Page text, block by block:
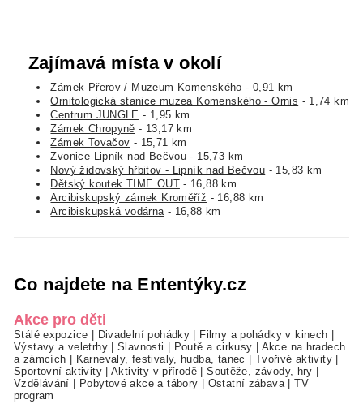
Zajímavá místa v okolí
Zámek Přerov / Muzeum Komenského - 0,91 km
Ornitologická stanice muzea Komenského - Ornis - 1,74 km
Centrum JUNGLE - 1,95 km
Zámek Chropyně - 13,17 km
Zámek Tovačov - 15,71 km
Zvonice Lipník nad Bečvou - 15,73 km
Nový židovský hřbitov - Lipník nad Bečvou - 15,83 km
Dětský koutek TIME OUT- 16,88 km
Arcibiskupský zámek Kroměříž - 16,88 km
Arcibiskupská vodárna - 16,88 km
Co najdete na Ententýky.cz
Akce pro děti
Stálé expozice Divadelní pohádky Filmy a pohádky v kinech
Výstavy a veletrhy|Slavnosti Poutě a cirkusy
Akce na hradech
a zámcích
Karnevaly, festivaly, hudba, tanec Tvořivé aktivity
Sportovní aktivity|Aktivity v přírodě |Soutěže, závody, hry
Vzdělávání
Pobytové akce a tábory Ostatní zábava|TV
program